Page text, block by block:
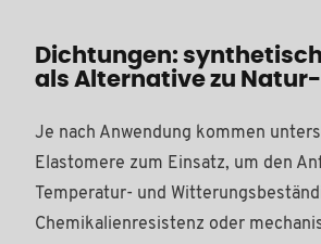
Dichtungen:
als Alternative zu
Je nach Anwendung kommen
Elastomere zum Einsatz, um den
Temperatur- und
Chemikalienresistenz oder